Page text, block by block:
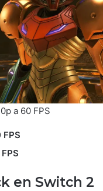
a 60 FPS
en Switch 2